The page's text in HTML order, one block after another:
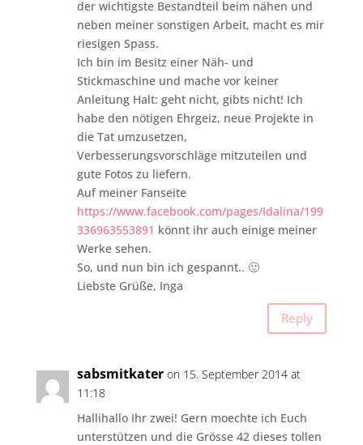
der wichtigste Bestandteil beim nähen und
neben meiner sonstigen Arbeit, macht es mir
riesigen Spass.
Ich bin im Besitz einer Näh- und
Stickmaschine und mache vor keiner
Anleitung Halt: geht nicht, gibts nicht! Ich
habe den nötigen Ehrgeiz, neue Projekte in
die Tat umzusetzen,
Verbesserungsvorschläge mitzuteilen und
gute Fotos zu liefern.
Auf meiner Fanseite
https://www.facebook.com/pages/Idalina/199
336963553891 könnt ihr auch einige meiner
Werke sehen.
So, und nun bin ich gespannt.. 🙂
Liebste Grüße, Inga
Reply
sabsmitkater on 15. September 2014 at
11:18
Hallihallo Ihr zwei! Gern moechte ich Euch
unterstützen und die Grösse 42 dieses tollen